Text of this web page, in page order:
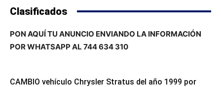
Clasificados
PON AQUÍ TU ANUNCIO ENVIANDO LA INFORMACIÓN
POR WHATSAPP AL 744 634 310
CAMBIO vehículo Chrysler Stratus del año 1999 por